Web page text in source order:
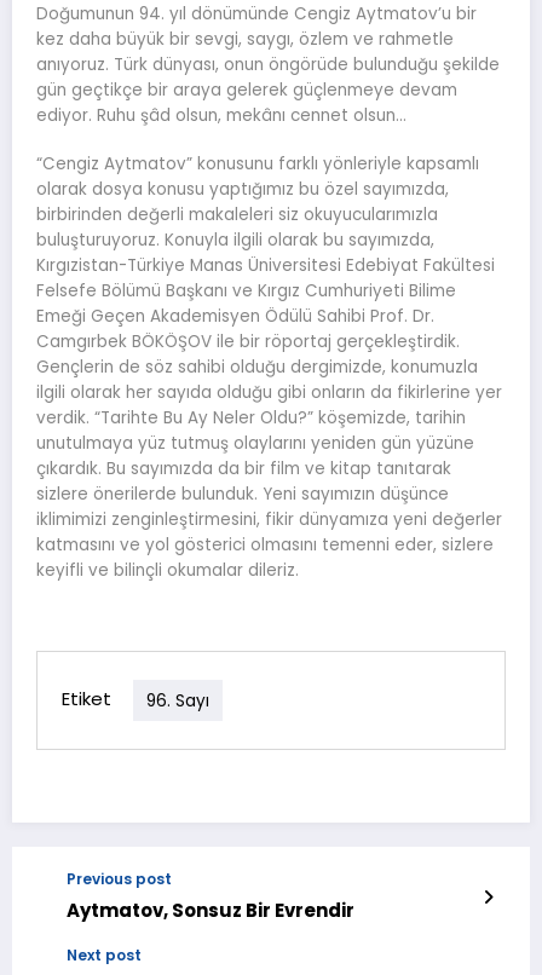
Doğumunun 94. yıl dönümünde Cengiz Aytmatov’u bir
kez daha büyük bir sevgi, saygı, özlem ve rahmetle
anıyoruz. Türk dünyası, onun öngörüde bulunduğu şekilde
gün geçtikçe bir araya gelerek güçlenmeye devam
ediyor. Ruhu şâd olsun, mekânı cennet olsun…
“Cengiz Aytmatov” konusunu farklı yönleriyle kapsamlı
olarak dosya konusu yaptığımız bu özel sayımızda,
birbirinden değerli makaleleri siz okuyucularımızla
buluşturuyoruz. Konuyla ilgili olarak bu sayımızda,
Kırgızistan-Türkiye Manas Üniversitesi Edebiyat Fakültesi
Felsefe Bölümü Başkanı ve Kırgız Cumhuriyeti Bilime
Emeği Geçen Akademisyen Ödülü Sahibi Prof. Dr.
Camgırbek BÖKÖŞOV ile bir röportaj gerçekleştirdik.
Gençlerin de söz sahibi olduğu dergimizde, konumuzla
ilgili olarak her sayıda olduğu gibi onların da fikirlerine yer
verdik. “Tarihte Bu Ay Neler Oldu?” köşemizde, tarihin
unutulmaya yüz tutmuş olaylarını yeniden gün yüzüne
çıkardık. Bu sayımızda da bir film ve kitap tanıtarak
sizlere önerilerde bulunduk. Yeni sayımızın düşünce
iklimimizi zenginleştirmesini, fikir dünyamıza yeni değerler
katmasını ve yol gösterici olmasını temenni eder, sizlere
keyifli ve bilinçli okumalar dileriz.
Etiket 96. Sayı
Previous post
Aytmatov, Sonsuz Bir Evrendir
Next post